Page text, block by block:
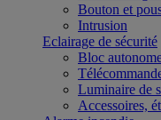
Bouton et
Intrusion
Eclairage de sécurité
Bloc
Luminaire de
Accessoires,